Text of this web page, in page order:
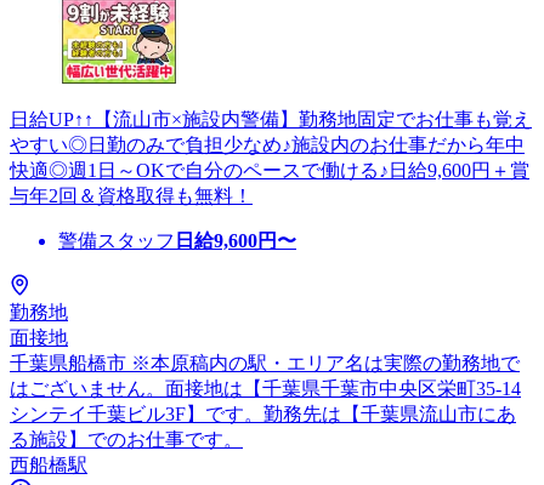
日給UP↑↑【流山市×施設内警備】勤務地固定でお仕事も覚え
やすい◎日勤のみで負担少なめ♪施設内のお仕事だから年中
快適◎週1日～OKで自分のペースで働ける♪日給9,600円＋賞
与年2回＆資格取得も無料！
警備スタッフ 日給9,600円〜
勤務地
面接地
千葉県船橋市 ※本原稿内の駅・エリア名は実際の勤務地で
はございません。面接地は【千葉県千葉市中央区栄町35-14
シンテイ千葉ビル3F】です。勤務先は【千葉県流山市にあ
る施設】でのお仕事です。
西船橋駅